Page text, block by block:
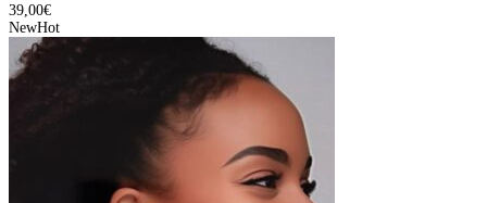
39,00€
NewHot